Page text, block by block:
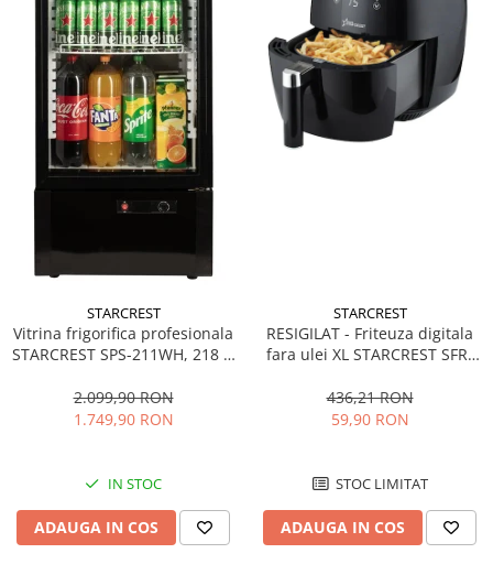
STARCREST
Vitrina frigorifica profesionala
STARCREST SPS-211WH, 218 L,
LED, H 141 cm, Negru
2.099,90 RON
1.749,90 RON
IN STOC
ADAUGA IN COS
STARCREST
RESIGILAT - Friteuza digitala
fara ulei XL STARCREST SFR-
Termostat 80 - 200 °C, 8
programe predefinite, Negru
436,21 RON
59,90 RON
STOC LIMITAT
ADAUGA IN COS